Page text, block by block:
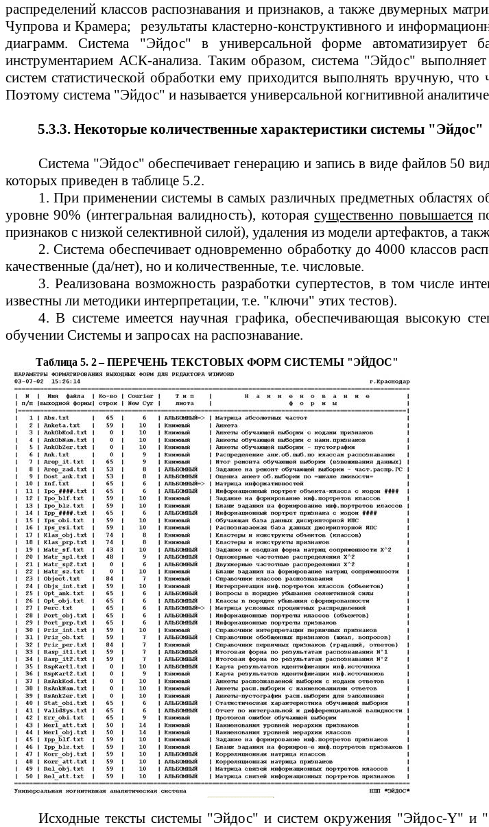
распределений классов распознавания и признаков, а также двумерных
Чупрова иКрамера; результаты кластерно-конструктивного и
диаграмм. Система "Эйдос" в универсальной форме автоматизирует
инструментариемАСК-анализа. Таким образом, система "Эйдос" выполняет
систем статистической обработки ему приходится выполнять вручную,
Поэтому система "Эйдос" и называется универсальной когнитивной
5.3.3. Некоторые количественные характеристики системы "Эйдос"
Система "Эйдос" обеспечивает генерацию и запись в виде файлов 50
которых приведен в таблице 5.2.
1. При применении системы в самых различных предметных областях
уровне 90% (интегральнаявалидность), котораясущественно повышается
признаков с низкой селективной силой), удаления из модели артефактов, а
2. Система обеспечивает одновременно обработку до 4000 классов
качественные (да/нет), но и количественные, т.е. числовые.
3. Реализована возможность разработки супертестов, в том числе
известны ли методики интерпретации, т.е. "ключи" этих тестов).
4. В системе имеется научная графика, обеспечивающая высокую
обучении Системы и запросах на распознавание.
Таблица 5. 2– ПЕРЕЧЕНЬ ТЕКСТОВЫХ ФОРМ СИСТЕМЫ "ЭЙДОС"
Исходные тексты системы "Эйдос" и систем окружения "Эйдос-Y" и "